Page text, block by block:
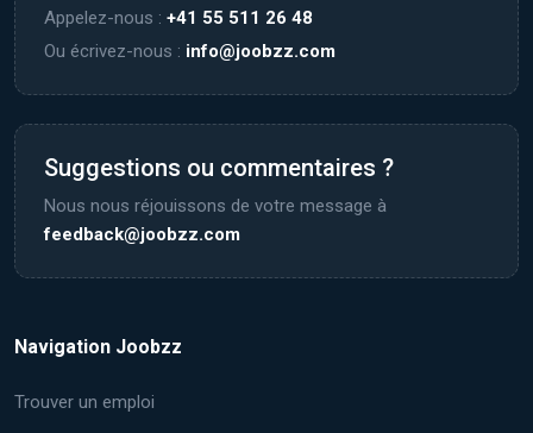
Appelez-nous : +41 55 511 26 48
Ou écrivez-nous : info@joobzz.com
Suggestions ou commentaires ?
Nous nous réjouissons de votre message à
feedback@joobzz.com
Navigation Joobzz
Trouver un emploi